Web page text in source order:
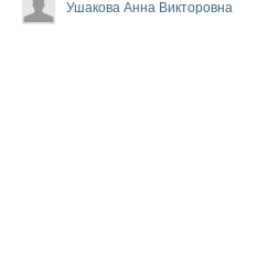
Ушакова Анна Викторовна